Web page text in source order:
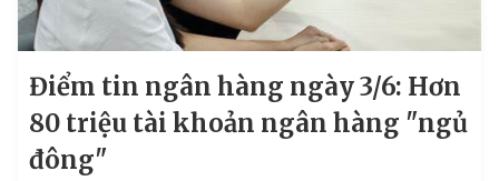
Điểm tin ngân hàng ngày 3/6: Hơn
80 triệu tài khoản ngân hàng "ngủ
đông"